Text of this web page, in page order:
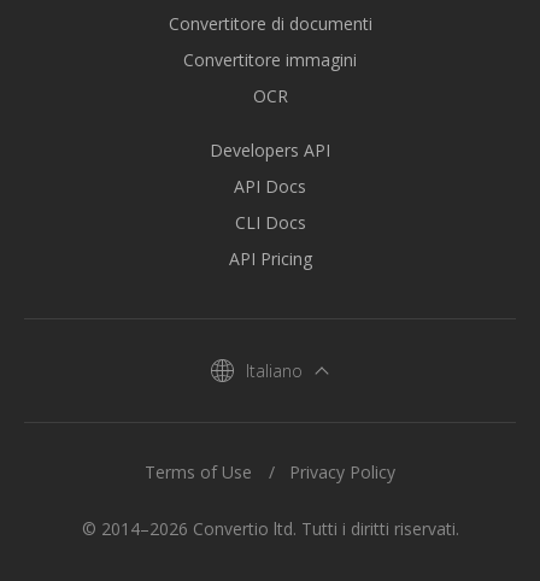
Convertitore di documenti
Convertitore immagini
OCR
Developers API
API Docs
CLI Docs
API Pricing
Italiano
© 2014–2026 Convertio ltd. Tutti i diritti riservati.
Terms of Use Privacy Policy